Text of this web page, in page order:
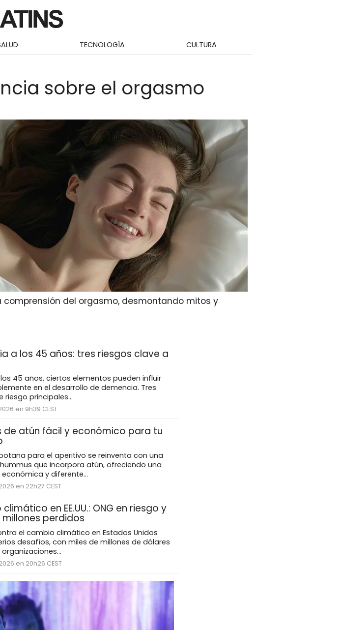
TECNOLOGÍA CULTURA
sobre el orgasmo
del orgasmo, desmontando mitos y
a los 45 años: tres riesgos clave a
45 años, ciertos elementos pueden influir
en el desarrollo de demencia. Tres
riesgo principales...
en 9h39 CEST
de atún fácil y económico para tu
para el aperitivo se reinventa con una
que incorpora atún, ofreciendo una
y diferente...
en 22h27 CEST
en EE.UU.: ONG en riesgo y
millones perdidos
el cambio climático en Estados Unidos
desafíos, con miles de millones de dólares
en 20h26 CEST